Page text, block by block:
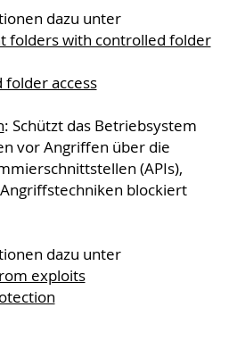
dazu unter
folders with controlled folder
folder access
: Schützt das Betriebsystem
vor Angriffen über die
(APIs),
blockiert
dazu unter
exploits